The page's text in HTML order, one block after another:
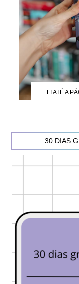
LI ATÉ A
30 DIAS